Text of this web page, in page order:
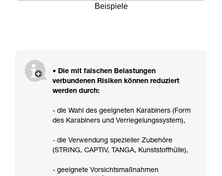
Beispiele
• Die mit falschen Belastungen
verbundenen Risiken können reduziert
werden durch:
- die Wahl des geeigneten Karabiners (Form
des Karabiners und Verriegelungssystem),
- die Verwendung spezieller Zubehöre
(STRING, CAPTIV, TANGA, Kunststoffhülle),
- geeignete Vorsichtsmaßnahmen